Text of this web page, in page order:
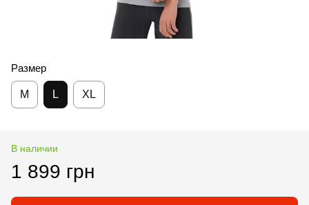
Размер
M L XL
В наличии
1 899 грн